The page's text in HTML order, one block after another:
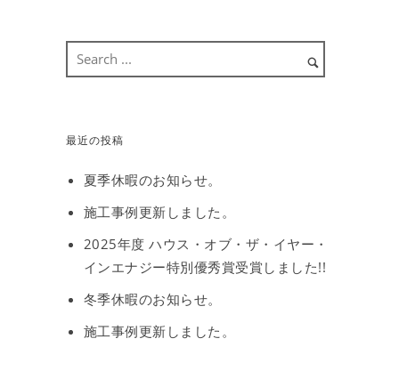
最近の投稿
夏季休暇のお知らせ。
施工事例更新しました。
2025年度 ハウス・オブ・ザ・イヤー・
インエナジー特別優秀賞受賞しました!!
冬季休暇のお知らせ。
施工事例更新しました。